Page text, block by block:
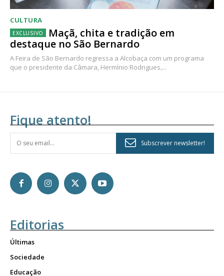
CULTURA
Maçã, chita e tradição em
destaque no São Bernardo
A Feira de São Bernardo regressa a Alcobaça com um programa
que o presidente da Câmara, Hermínio Rodrigues,...
Fique atento!
Subscrever newsletter!
Editorias
Últimas
Sociedade
Educação